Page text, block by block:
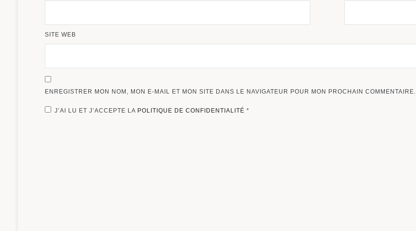
SITE WEB
ENREGISTRER MON NOM, MON E-MAIL ET MON SITE DANS LE NAVIGATEUR POUR MON PROCHAIN COMMENTAIRE.
J’AI LU ET J’ACCEPTE LA POLITIQUE DE CONFIDENTIALITÉ *